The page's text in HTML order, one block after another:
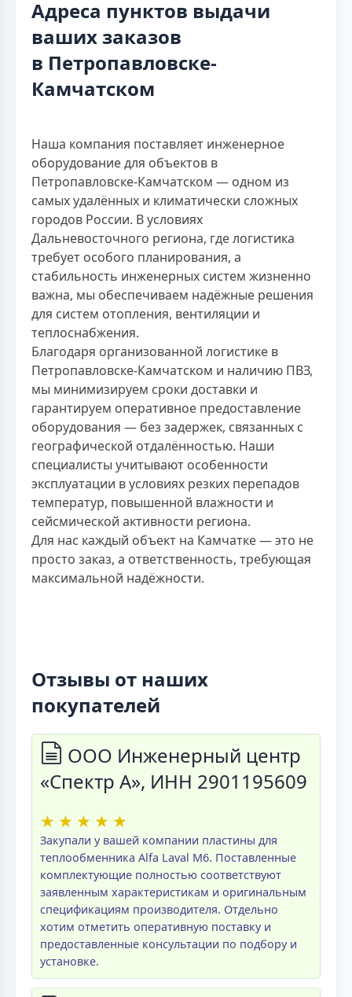
Адреса пунктов выдачи
ваших заказов
в Петропавловске-
Камчатском
Наша компания поставляет инженерное
оборудование для объектов в
Петропавловске-Камчатском — одном из
самых удалённых и климатически сложных
городов России. В условиях
Дальневосточного региона, где логистика
требует особого планирования, а
стабильность инженерных систем жизненно
важна, мы обеспечиваем надёжные решения
для систем отопления, вентиляции и
теплоснабжения.
Благодаря организованной логистике в
Петропавловске-Камчатском и наличию ПВЗ,
мы минимизируем сроки доставки и
гарантируем оперативное предоставление
оборудования — без задержек, связанных с
географической отдалённостью. Наши
специалисты учитывают особенности
эксплуатации в условиях резких перепадов
температур, повышенной влажности и
сейсмической активности региона.
Для нас каждый объект на Камчатке — это не
просто заказ, а ответственность, требующая
максимальной надёжности.
Отзывы от наших
покупателей
ООО Инженерный центр
«Спектр А», ИНН 2901195609
★ ★ ★ ★ ★
Закупали у вашей компании пластины для
теплообменника Alfa Laval M6. Поставленные
комплектующие полностью соответствуют
заявленным характеристикам и оригинальным
спецификациям производителя. Отдельно
хотим отметить оперативную поставку и
предоставленные консультации по подбору и
установке.